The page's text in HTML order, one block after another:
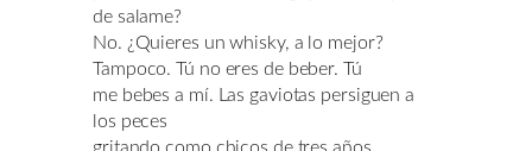
de salame?
No. ¿Quieres un whisky, a lo mejor?
Tampoco. Tú no eres de beber. Tú
me bebes a mí. Las gaviotas persiguen a
los peces